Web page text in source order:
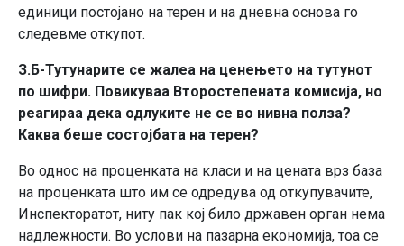
единици постојано на терен и на дневна основа го
следевме откупот.
З.Б-Тутунарите се жалеа на ценењето на тутунот
по шифри. Повикуваа Второстепената комисија, но
реагираа дека одлуките не се во нивна полза?
Каква беше состојбата на терен?
Во однос на проценката на класи и на цената врз база
на проценката што им се одредува од откупувачите,
Инспекторатот, ниту пак кој било државен орган нема
надлежности. Во услови на пазарна економија, тоа се